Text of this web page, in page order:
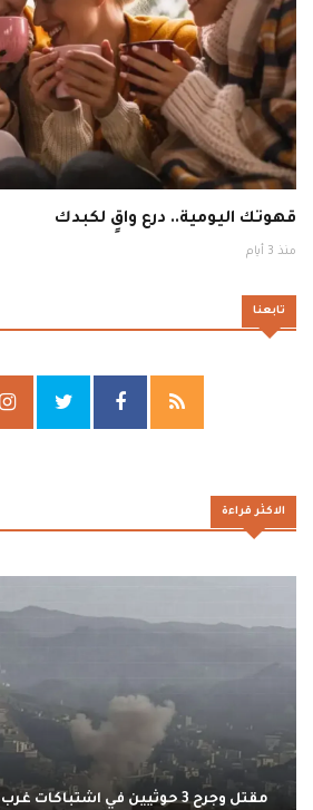
قهوتك اليومية.. درع واقٍ لكبدك
منذ 3 أيام
تابعنا
الاكثر قراءة
مقتل وجرح 3 حوثيين في اشتباكات غرب تعز